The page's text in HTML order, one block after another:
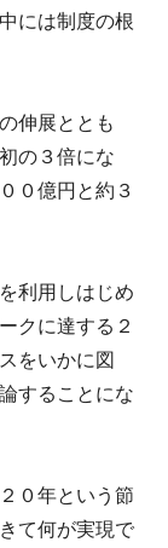
には制度の根
伸展ととも
の３倍にな
０億円と約３
利用しはじめ
クに達する２
をいかに図
することにな
０年という節
て何が実現で